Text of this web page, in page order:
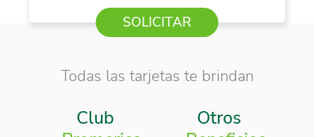
SOLICITAR
Todas las tarjetas te brindan
Club
Otros